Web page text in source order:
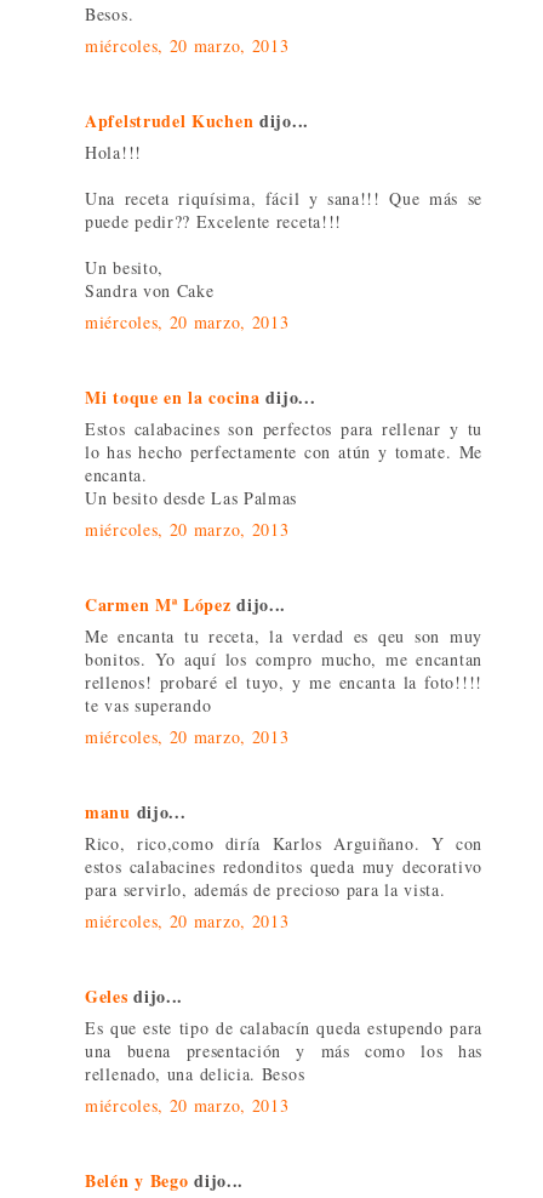
Besos.
miércoles, 20 marzo, 2013
Apfelstrudel Kuchen dijo...
Hola!!!
Una receta riquísima, fácil y sana!!! Que más se
puede pedir?? Excelente receta!!!
Un besito,
Sandra von Cake
miércoles, 20 marzo, 2013
Mi toque en la cocina dijo...
Estos calabacines son perfectos para rellenar y tu
lo has hecho perfectamente con atún y tomate. Me
encanta.
Un besito desde Las Palmas
miércoles, 20 marzo, 2013
Carmen Mª López dijo...
Me encanta tu receta, la verdad es qeu son muy
bonitos. Yo aquí los compro mucho, me encantan
rellenos! probaré el tuyo, y me encanta la foto!!!!
te vas superando
miércoles, 20 marzo, 2013
manu dijo...
Rico, rico,como diría Karlos Arguiñano. Y con
estos calabacines redonditos queda muy decorativo
para servirlo, además de precioso para la vista.
miércoles, 20 marzo, 2013
Geles dijo...
Es que este tipo de calabacín queda estupendo para
una buena presentación y más como los has
rellenado, una delicia. Besos
miércoles, 20 marzo, 2013
Belén y Bego dijo...